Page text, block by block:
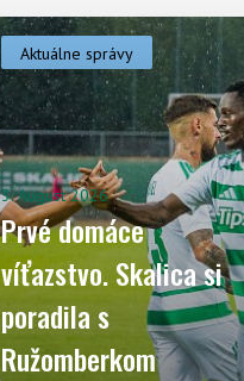
Aktuálne správy
3. August 2026
Prvé domáce
víťazstvo. Skalica si
poradila s
Ružomberkom